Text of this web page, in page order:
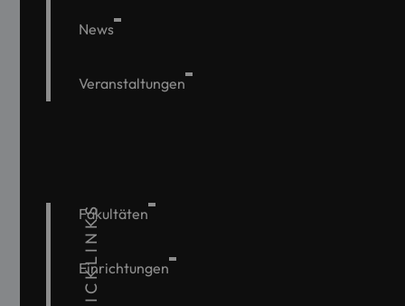
News
Veranstaltungen
QUICKLINKS
Fakultäten
Einrichtungen